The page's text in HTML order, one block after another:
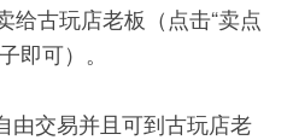
给古玩店老板（点击“卖点
即可）。
由交易并且可到古玩店老